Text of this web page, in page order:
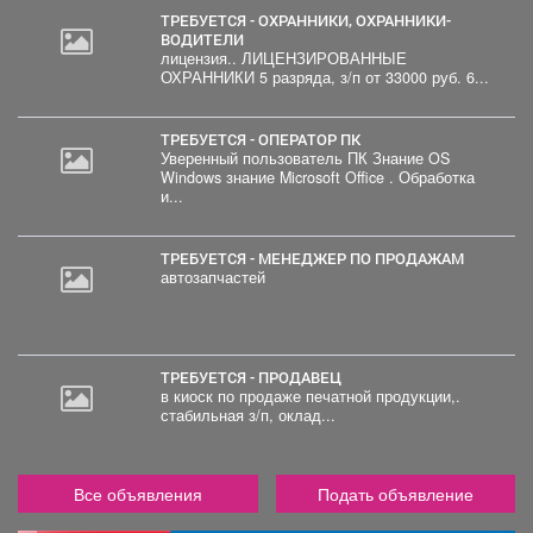
ТРЕБУЕТСЯ - ОХРАННИКИ, ОХРАННИКИ-
ВОДИТЕЛИ
лицензия.. ЛИЦЕНЗИРОВАННЫЕ
ОХРАННИКИ 5 разряда, з/п от 33000 руб. 6...
ТРЕБУЕТСЯ - ОПЕРАТОР ПК
Уверенный пользователь ПК Знание OS
Windows знание Microsoft Office . Обработка
и...
ТРЕБУЕТСЯ - МЕНЕДЖЕР ПО ПРОДАЖАМ
автозапчастей
ТРЕБУЕТСЯ - ПРОДАВЕЦ
в киоск по продаже печатной продукции,.
стабильная з/п, оклад...
Все объявления Подать объявление